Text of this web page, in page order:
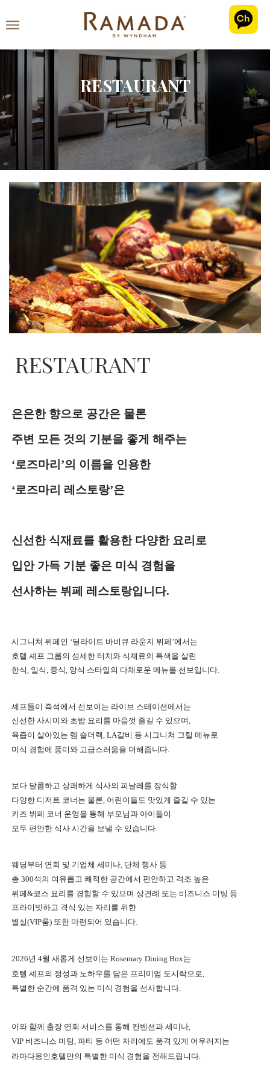
RESTAURANT
RESTAURANT
​은은한 향으로 공간은 물론
주변 모든 것의 기분을 좋게 해주는
‘로즈마리 ’의 이름을 인용한
‘로즈마리 레스토랑’은
신선한 식재료를 활용한 다양한 요리로
입안 가득 기분 좋은 미식 경험을
선사하는 뷔페 레스토랑입니다.
시그니쳐 뷔페인 ‘딜라이트 바비큐 라운지 뷔페 ’에서는
호텔 셰프 그룹의 섬세한 터치와 식재료의 특색을 살린
한식, 일식, 중식, 양식 스타일의 다채로운 메뉴를 선보입니다.
셰프들이 즉석에서 선보이는 라이브 스테이션에서는
신선한 사시미와 초밥 요리를 마음껏 즐길 수 있으며,
육즙이 살아있는 렘 숄더렉 , LA갈비 등 시그니쳐 그릴 메뉴로
미식 경험에 풍미와 고급스러움을 더해줍니다
보다 달콤하고 상쾌하게 식사의 피날레를 장식할
다양한 디저트 코너는 물론 어린이들도 맛있게 즐길 수 있는
키즈 뷔페 코너 운영을 통해 부모님과 아이들이
모두 편안한 식사 시간을 보낼 수 있습니다
웨딩부터 연회 및 기업체 세미나, 단체 행사 등
총 300석의 여유롭고 쾌적한 공간에서 편안하고 격조 높은
뷔페&코스 요리를 경험할 수 있으며 상견례 또는 비즈니스 미팅 등
프라이빗하고 격식 있는 자리를 위한
별실(VIP룸) 또한 마련되어 있습니다
2026년 4월 새롭게 선보이는 Rosemary Dining Box는
호텔 셰프의 정성과 노하우를 담은 프리미엄 도시락으로,
특별한 순간에 품격 있는 미식 경험을 선사합니다.
이와 함께 출장 연회 서비스를 통해 컨벤션과 세미나,
VIP 비즈니스 미팅, 파티 등 어떤 자리에도 품격 있게 어우러지는
라마다용인호텔만의 특별한 미식 경험을 전해드립니다.